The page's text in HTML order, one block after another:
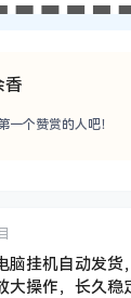
香
一个赞赏的人吧！
脑挂机自动发
大操作，长久稳